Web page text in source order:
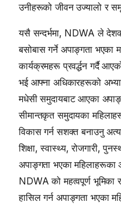
उनीहरूको जीवन उज्यालो र
यसै सन्दर्भमा, NDWA ले
बसोबास गर्ने अपाङ्गता भएका
कार्यक्रमहरू प्रवर्द्धन गर्दै
भई आफ्ना अधिकारहरूको
मधेसी समुदायबाट आएका
सीमान्तकृत समुदायका
विकास गर्न सशक्त बनाउनु
शिक्षा, स्वास्थ्य, रोजगारी,
अपाङ्गता भएका महिलाहरूका
NDWA को महत्वपूर्ण
हासिल गर्न अपाङ्गता भएका